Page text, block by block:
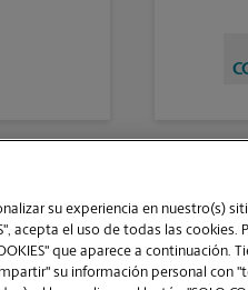
está bajo la titularidad y la gestión
franquicia o a sus empleados. Cada
requisitos deben basarse en las leyes
Sitio Web | Contraste Alto
su experiencia en nuestro(s)
acepta el uso de todas las
que aparece a continuación.
su información personal con